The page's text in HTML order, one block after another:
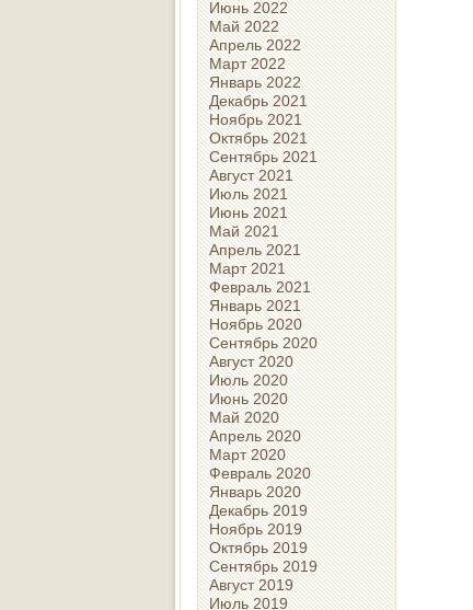
Июнь 2022
Май 2022
Апрель 2022
Март 2022
Январь 2022
Декабрь 2021
Ноябрь 2021
Октябрь 2021
Сентябрь 2021
Август 2021
Июль 2021
Июнь 2021
Май 2021
Апрель 2021
Март 2021
Февраль 2021
Январь 2021
Ноябрь 2020
Сентябрь 2020
Август 2020
Июль 2020
Июнь 2020
Май 2020
Апрель 2020
Март 2020
Февраль 2020
Январь 2020
Декабрь 2019
Ноябрь 2019
Октябрь 2019
Сентябрь 2019
Август 2019
Июль 2019